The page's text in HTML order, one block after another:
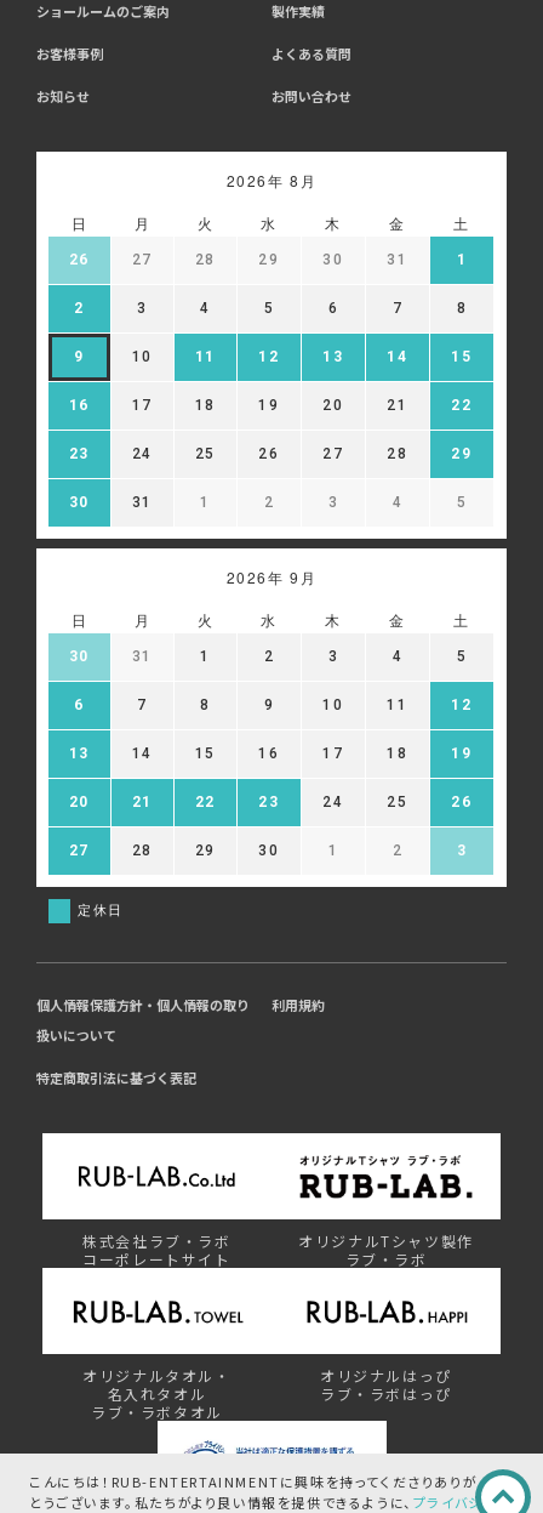
こんにちは！RUB-ENTERTAINMENTに興味を持ってくださりありが
とうございます。 私たちがより良い情報を提供できるように、 プライバシ
ショールームのご案内 製作実績
お客様事例 よくある質問
お知らせ お問い合わせ
2026年 8月
日 月 火 水 木 金 土
26 27 28 29 30 31 1
2 3 4 5 6 7 8
9 10 11 12 13 14 15
16 17 18 19 20 21 22
23 24 25 26 27 28 29
30 31 1 2 3 4 5
2026年 9月
日 月 火 水 木 金 土
30 31 1 2 3 4 5
6 7 8 9 10 11 12
13 14 15 16 17 18 19
20 21 22 23 24 25 26
27 28 29 30 1 2 3
定休日
個人情報保護方針・個人情報の取り
扱いについて
利用規約
特定商取引法に基づく表記
株式会社ラブ・ラボ
コーポレートサイト
オリジナルTシャツ製作
ラブ・ラボ
オリジナルタオル・
名入れタオル
ラブ・ラボタオル
オリジナルはっぴ
ラブ・ラボはっぴ